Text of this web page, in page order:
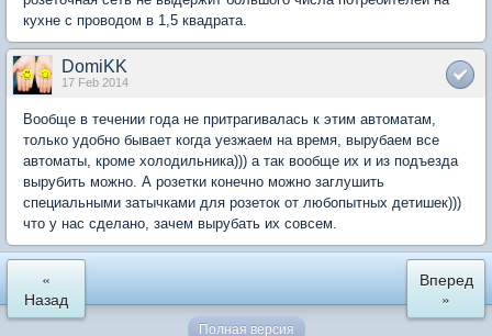
кухне с проводом в 1,5 квадрата.
DomiKK
17 Feb 2014
Вообще в течении года не притрагивалась к этим автоматам,
только удобно бывает когда уезжаем на время, вырубаем все
автоматы, кроме холодильника))) а так вообще их и из подъезда
вырубить можно. А розетки конечно можно заглушить
специальными затычками для розеток от любопытных детишек)))
что у нас сделано, зачем вырубать их совсем.
«
Назад
Вперед
»
Полная версия